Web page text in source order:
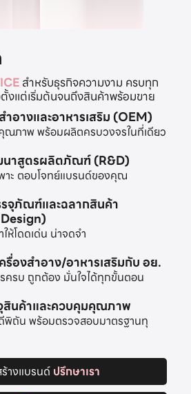
สำหรับธุรกิจความงาม ครบทุก
ตั้งแต่เริ่มต้นจนถึงสินค้าพร้อมขาย
อางและอาหารเสริม (OEM)
ภาพ พร้อมผลิตครบวงจรในที่เดียว
าสูตรผลิตภัณฑ์ (R&D)
าะ ตอบโจทย์แบรนด์ของคุณ
จุภัณฑ์และฉลากสินค้า
ห้โดดเด่น น่าจดจำ
รื่องสำอาง/อาหารเสริมกับ อย.
ครบ ถูกต้อง มั่นใจได้ทุกขั้นตอน
สินค้าและควบคุมคุณภาพ
พิถัน พร้อมตรวจสอบมาตรฐานทุ
างแบรนด์ ปรึกษาเรา